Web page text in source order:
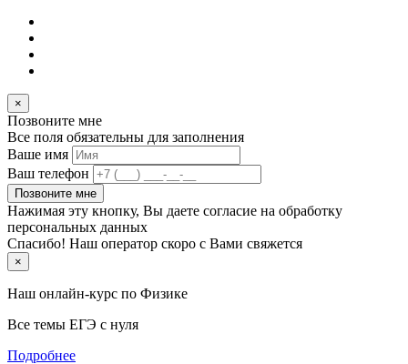
×
Позвоните мне
Все поля обязательны для заполнения
Ваше имя
Ваш телефон
Позвоните мне
Нажимая эту кнопку, Вы даете согласие на обработку
персональных данных
Спасибо! Наш оператор скоро с Вами свяжется
×
Наш онлайн-курс по Физике
Все темы ЕГЭ с нуля
Подробнее